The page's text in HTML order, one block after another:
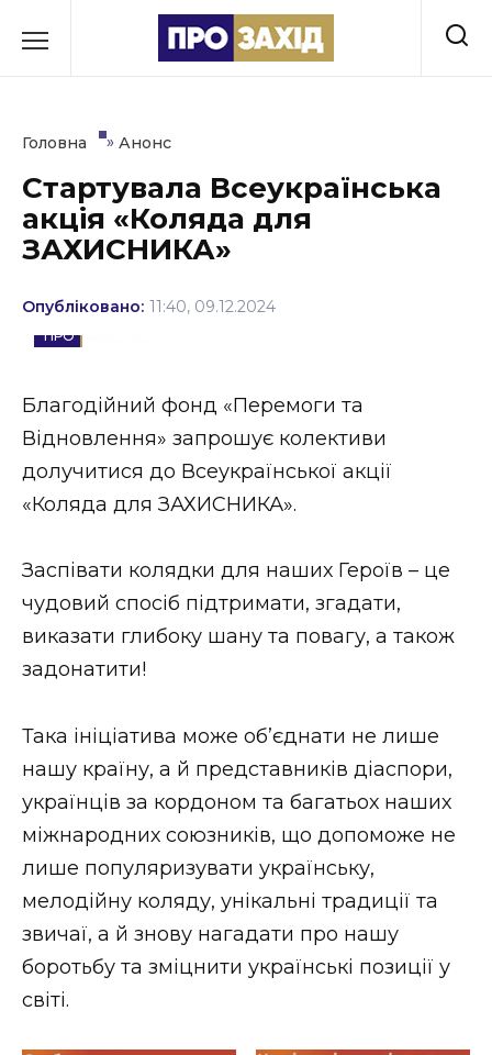
до
Культура
Освіта
Події
Соціум
Спорт
Стиль життя
Втрачений Ужгород
Втрачений Ужгород (відеоверсія)
ЗАКАРПАТСЬКІ НОВИНИ
НОВИНИ ЗАХІДНОЇ УКРАЇНИ
ФОТО
ВІДЕО
Головна » Анонс
Стартувала Всеукраїнська
акція «Коляда для
ЗАХИСНИКА»
Опубліковано: 11:40, 09.12.2024
Благодійний фонд «Перемоги та
Відновлення» запрошує колективи
долучитися до Всеукраїнської акції
«Коляда для ЗАХИСНИКА».
Заспівати колядки для наших Героїв – це
чудовий спосіб підтримати, згадати,
виказати глибоку шану та повагу, а також
задонатити!
Така ініціатива може об’єднати не лише
нашу країну, а й представників діаспори,
українців за кордоном та багатьох наших
міжнародних союзників, що допоможе не
лише популяризувати українську,
мелодійну коляду, унікальні традиції та
звичаї, а й знову нагадати про нашу
боротьбу та зміцнити українські позиції у
світі.